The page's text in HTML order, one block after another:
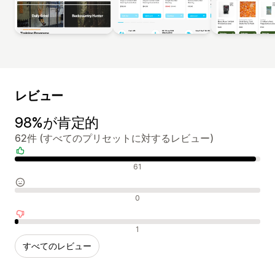
レビュー
98%が肯定的
62件 (すべてのプリセットに対するレビュー)
肯定的なレビュー 61
中間的なレビュー 0
否定的なレビュー 1
すべてのレビュー